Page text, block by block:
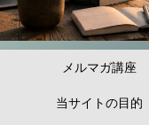
メルマガ講座
当サイトの目的